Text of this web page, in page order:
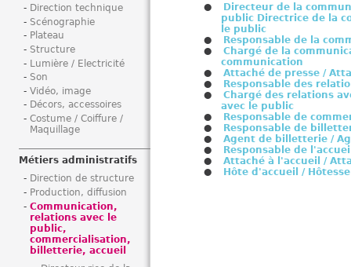
Directeur de la
public Directrice de la
le public
Responsable de la
Chargé de la
communication
Attaché de presse /
Responsable des
Chargé des relations
avec le public
Responsable de
Responsable de
Agent de billetterie /
Responsable de
Attaché à l'accueil /
Hôte d'accueil /
Direction technique
Scénographie
Plateau
Structure
Lumière / Electricité
Son
Vidéo, image
Décors, accessoires
Costume / Coiffure /
Maquillage
Métiers administratifs
Direction de structure
Production, diffusion
Communication,
relations avec le
public,
commercialisation,
billetterie, accueil